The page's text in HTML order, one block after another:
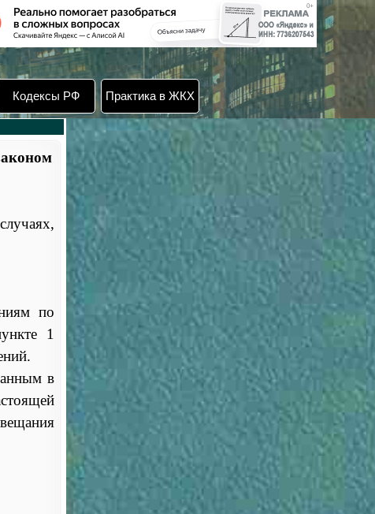
Кодексы РФ Практика в ЖКХ
по
1
в